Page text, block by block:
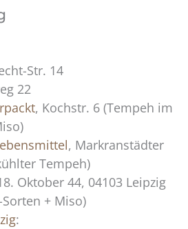
Str. 14
22
, Kochstr. 6 (Tempeh im
, Markranstädter
Tempeh)
Oktober 44, 04103 Leipzig
+ Miso)
: